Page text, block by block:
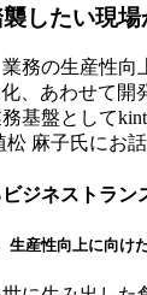
したい現
務の生産性
、あわせて
基盤として
麻子氏にお話
ビジネストラ
生産性向上に向け